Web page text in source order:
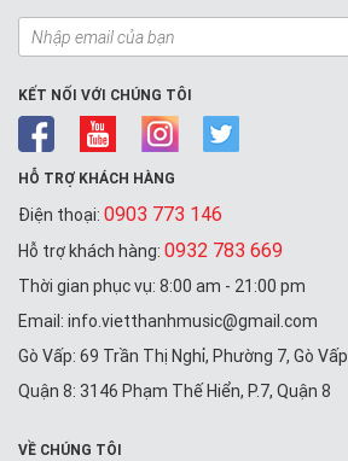
KẾT NỐI VỚI CHÚNG TÔI
HỖ TRỢ KHÁCH HÀNG
Điện thoại: 0903 773 146
Hỗ trợ khách hàng: 0932 783 669
Thời gian phục vụ: 8:00 am - 21:00 pm
Email: info.vietthanhmusic@gmail.com
Gò Vấp: 69 Trần Thị Nghỉ, Phường 7, Gò Vấp
Quận 8: 3146 Phạm Thế Hiển, P.7, Quận 8
VỀ CHÚNG TÔI